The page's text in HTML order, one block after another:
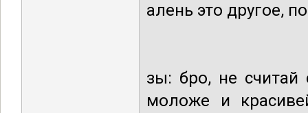
алень это другое,
зы: бро, не считай
моложе и